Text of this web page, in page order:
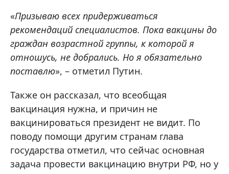
«Призываю всех придерживаться
рекомендаций специалистов. Пока вакцины до
граждан возрастной группы, к которой я
отношусь, не добрались. Но я обязательно
поставлю», – отметил Путин.
Также он рассказал, что всеобщая
вакцинация нужна, и причин не
вакцинироваться президент не видит. По
поводу помощи другим странам глава
государства отметил, что сейчас основная
задача провести вакцинацию внутри РФ, но у